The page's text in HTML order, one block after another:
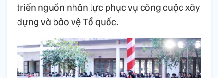
triển nguồn nhân lực phục vụ công cuộc xây
dựng và bảo vệ Tổ quốc.